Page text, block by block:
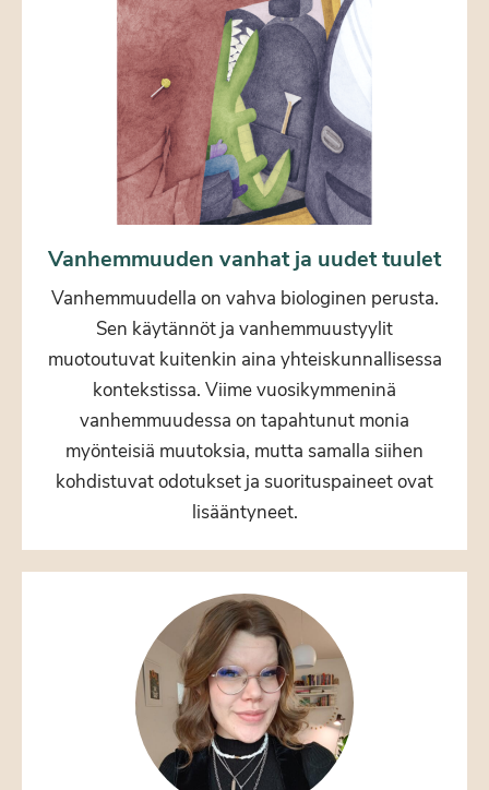
Vanhemmuuden vanhat ja uudet tuulet
Vanhemmuudella on vahva biologinen perusta.
Sen käytännöt ja vanhemmuustyylit
muotoutuvat kuitenkin aina yhteiskunnallisessa
kontekstissa. Viime vuosikymmeninä
vanhemmuudessa on tapahtunut monia
myönteisiä muutoksia, mutta samalla siihen
kohdistuvat odotukset ja suorituspaineet ovat
lisääntyneet.